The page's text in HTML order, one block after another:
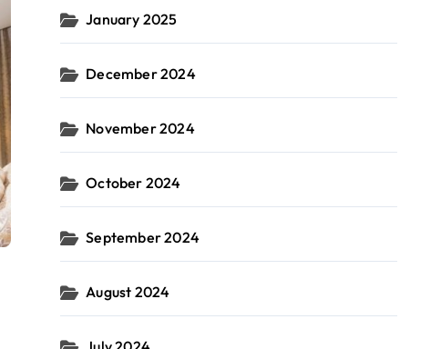
January 2025
December 2024
November 2024
October 2024
September 2024
August 2024